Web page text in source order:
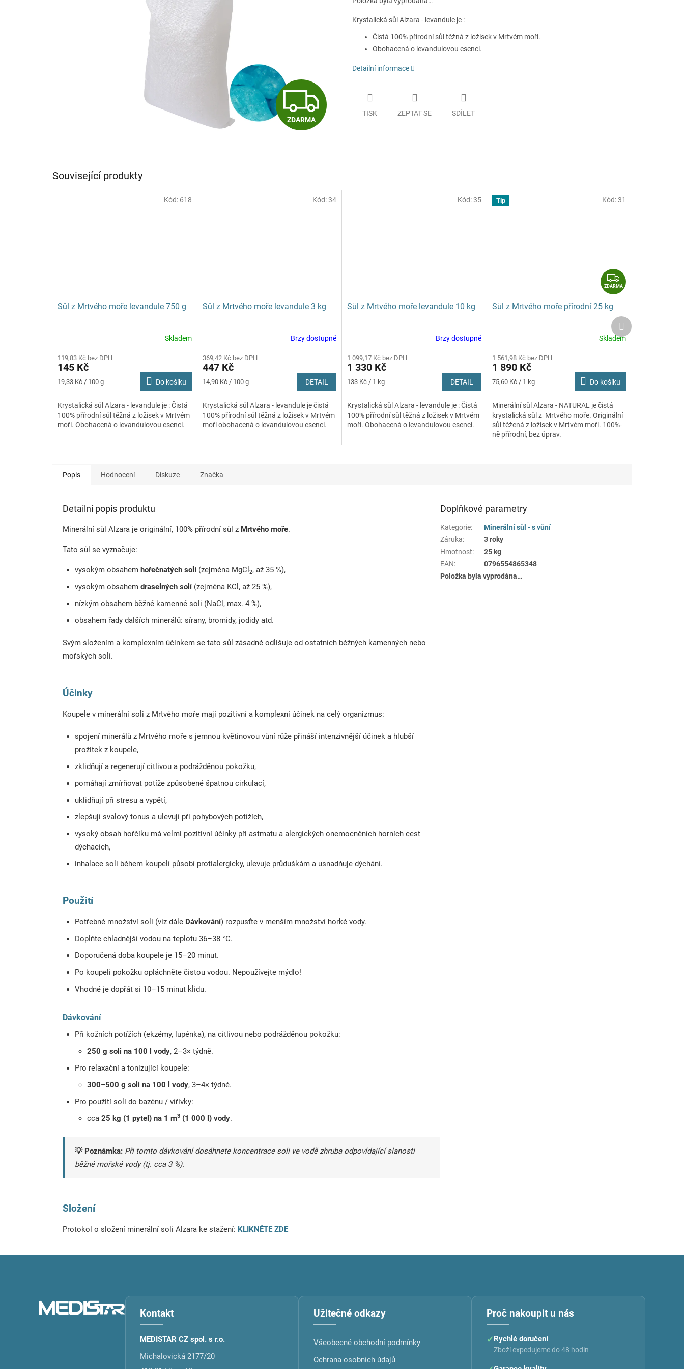
Z
D
R
ZDARMA
Krystalická sůl Alzara - levandule je :
Čistá 100% přírodní sůl těžná z ložisek v Mrtvém moři.
Obohacená o levandulovou esenci.
Detailní informace
TISK ZEPTAT SE SDÍLET
Související produkty
Sůl z Mrtvého moře levandule 750 g
Skladem
119,83 Kč bez DPH
145 Kč
Měrná
19,33 Kč / 100 g Do košíku
Krystalická sůl Alzara - levandule je : Čistá
100% přírodní sůl těžná z ložisek v Mrtvém
moři. Obohacená o levandulovou esenci.
Kód: 618
Sůl z Mrtvého moře levandule 3 kg
Brzy dostupné
369,42 Kč bez DPH
447 Kč
Měrná
14,90 Kč / 100 g DETAIL
Krystalická sůl Alzara - levandule je čistá
100% přírodní sůl těžná z ložisek v Mrtvém
moři obohacená o levandulovou esenci.
Kód:34
Sůl z Mrtvého moře levandule 10 kg
produktu
5,0
hvězdiček.
Brzy dostupné
1 099,17 Kč bez DPH
1 330 Kč
Měrná
133 Kč / 1 kg DETAIL
Krystalická sůl Alzara - levandule je : Čistá
100% přírodní sůl těžná z ložisek v Mrtvém
moři. Obohacená o levandulovou esenci.
Kód:35 Tip
Z
D
R
M
A
ZDARMA
Sůl z Mrtvého moře přírodní 25 kg
produktu
5,0
hvězdiček.
Skladem
1 561,98 Kč bez DPH
1 890 Kč
Měrná
75,60 Kč / 1 kg Do košíku
Minerální sůl Alzara - NATURAL je čistá
krystalická sůl z Mrtvého moře. Originální
sůl těžená z ložisek v Mrtvém moři. 100%-
ně přírodní, bez úprav.
Kód:31
Další
produkt
Popis Hodnocení Diskuze Značka
Detailní popis produktu
Minerální sůl Alzara je originální, 100% přírodní sůl z Mrtvého moře.
Tato sůl se vyznačuje:
vysokým obsahem hořečnatých solí(zejména MgCl 2, až 35 %),
vysokým obsahem draselných solí(zejména KCl, až 25 %),
nízkým obsahem běžné kamenné soli (NaCl, max. 4 %),
obsahem řady dalších minerálů: sírany, bromidy, jodidy atd.
Svým složením a komplexním účinkem se tato sůl zásadně odlišuje od ostatních běžných kamenných nebo
mořských solí.
Účinky
Koupele v minerální soli z Mrtvého moře mají pozitivní a komplexní účinek na celý organizmus:
spojení minerálů z Mrtvého moře s jemnou květinovou vůní růže přináší intenzivnější účinek a hlubší
prožitek z koupele,
zklidňují a regenerují citlivou a podrážděnou pokožku,
pomáhají zmírňovat potíže způsobené špatnou cirkulací,
uklidňují při stresu a vypětí,
zlepšují svalový tonus a ulevují při pohybových potížích,
vysoký obsah hořčíku má velmi pozitivní účinky při astmatu a alergických onemocněních horních cest
dýchacích,
inhalace soli během koupelí působí protialergicky, ulevuje průduškám a usnadňuje dýchání.
Použití
Potřebné množství soli (viz dále Dávkování) rozpusťte v menším množství horké vody.
Doplňte chladnější vodou na teplotu 36–38 °C.
Doporučená doba koupele je 15–20 minut.
Po koupeli pokožku opláchněte čistou vodou. Nepoužívejte mýdlo!
Vhodné je dopřát si 10–15 minut klidu.
Dávkování
Při kožních potížích (ekzémy, lupénka), na citlivou nebo podrážděnou pokožku:
250 g soli na 100 l vody, 2–3× týdně.
Pro relaxační a tonizující koupele:
300–500 g soli na 100 l vody, 3–4× týdně.
Pro použití soli do bazénu / vířivky:
cca 25 kg (1 pytel) na 1 m3 (1 000 l) vody.
💡 Poznámka: Při tomto dávkování dosáhnete koncentrace soli ve vodě zhruba odpovídající slanosti
běžné mořské vody (tj. cca 3 %).
Složení
Protokol o složení minerální soli Alzara ke stažení: KLIKNĚTE ZDE
Doplňkové parametry
Kategorie:
Minerální sůl - s vůní
Záruka:
3 roky
Hmotnost:
25 kg
EAN:
0796554865348
Položka byla vyprodána…
Kontakt
MEDISTAR CZ spol. s r.o.
Michalovická 2177/20
Užitečné odkazy
Všeobecné obchodní podmínky
Ochrana osobních údajů
Proč nakoupit u nás
✓Rychlé doručení
Zboží expedujeme do 48 hodin